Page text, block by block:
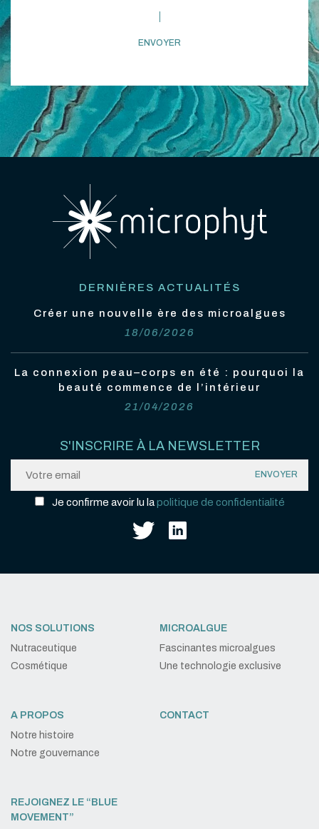
DERNIÈRES ACTUALITÉS
Créer une nouvelle ère des microalgues
18/06/2026
La connexion peau–corps en été : pourquoi la
beauté commence de l’intérieur
21/04/2026
S'INSCRIRE À LA NEWSLETTER
Je confirme avoir lu lapolitique de confidentialité
NOS SOLUTIONS
Nutraceutique
Cosmétique
MICROALGUE
Fascinantes microalgues
Une technologie exclusive
A PROPOS
Notre histoire
Notre gouvernance
CONTACT
REJOIGNEZ LE “BLUE
MOVEMENT”